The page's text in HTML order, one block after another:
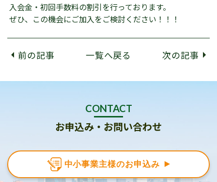
入会金・初回手数料の割引を行っております。
ぜひ、この機会にご加入をご検討ください！！！
前の記事 一覧へ戻る 次の記事
CONTACT
お申込み・お問い合わせ
中小事業主様のお申込み